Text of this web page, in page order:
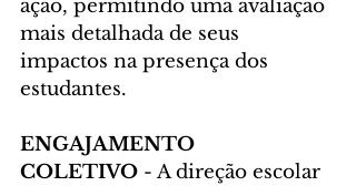
ação, permitindo uma avaliação
mais detalhada de seus
impactos na presença dos
estudantes.
ENGAJAMENTO
COLETIVO - A direção escolar